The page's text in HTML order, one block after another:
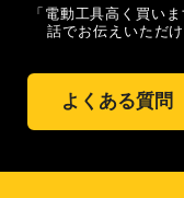
「電動工具高く買い
話でお伝えいただ
よくある質問